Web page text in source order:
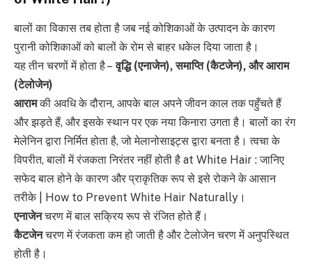
बालों का विकास तब होता है जब नई कोशिकाओं के उत्पादन के कारण
पुरानी कोशिकाओं को बालों के रोम से बाहर धकेल दिया जाता है।
यह तीन चरणों में होता है –वृद्धि (एनाजेन),समाप्ति (कैटजेन), और आराम
(टेलोजेन)
आरामकी अवधि के दौरान, आपके बाल अपने जीवन काल तक पहुँचते हैं
और झड़ते हैं, और इसके स्थान पर एक नया किनारा उगता है। बालों का रंग
मेलेनिन द्वारा निर्मित होता है, जो मेलानोसाइट्स द्वारा बनता है। त्वचा के
विपरीत, बालों में रंजकता निरंतर नहीं होती है at White Hair : जानिए
सफेद बाल होने के कारण और प्राकृतिक रूप से इसे रोकने के आसान
तरीके | How to Prevent White Hair Naturally।
एनाजेनचरण में बाल सक्रिय रूप से रंजित होते हैं।
कैटजेनचरण में रंजकता कम हो जाती है और टेलोजेन चरण में अनुपस्थित
होती है।